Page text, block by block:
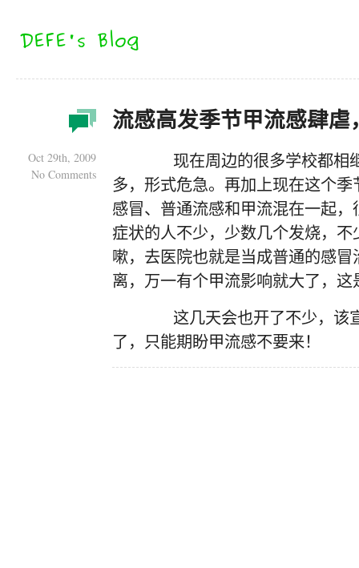
流感高发季节甲流感肆虐
Oct 29th, 2009
No Comments
现在周边的很多学校都相继
多，形式危急。再加上现在这个
感冒、普通流感和甲流混在一起
症状的人不少，少数几个发烧，
嗽，去医院也就是当成普通的感
离，万一有个甲流影响就大了，这
这几天会也开了不少，该宣
了，只能期盼甲流感不要来！